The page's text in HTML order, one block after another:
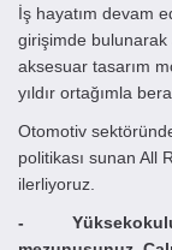
İş hayatım devam
girişimde bulunarak
aksesuar tasarım
yıldır ortağımla
Otomotiv
politikası sunan All
ilerliyoruz.
-